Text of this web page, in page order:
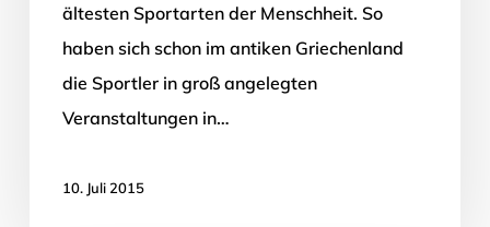
ältesten Sportarten der Menschheit. So
haben sich schon im antiken Griechenland
die Sportler in groß angelegten
Veranstaltungen in…
10. Juli 2015